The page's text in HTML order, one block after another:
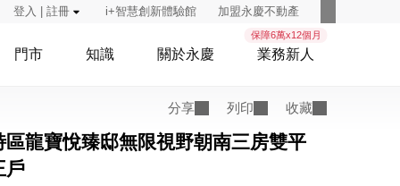
登入 | 註冊 i+智慧創新體驗館 加盟永慶不動產
門市 知識 關於永慶
保障6萬x12個月
業務新人
分享 列印 收藏
區龍寶悅臻邸無限視野朝南三房雙平
戶